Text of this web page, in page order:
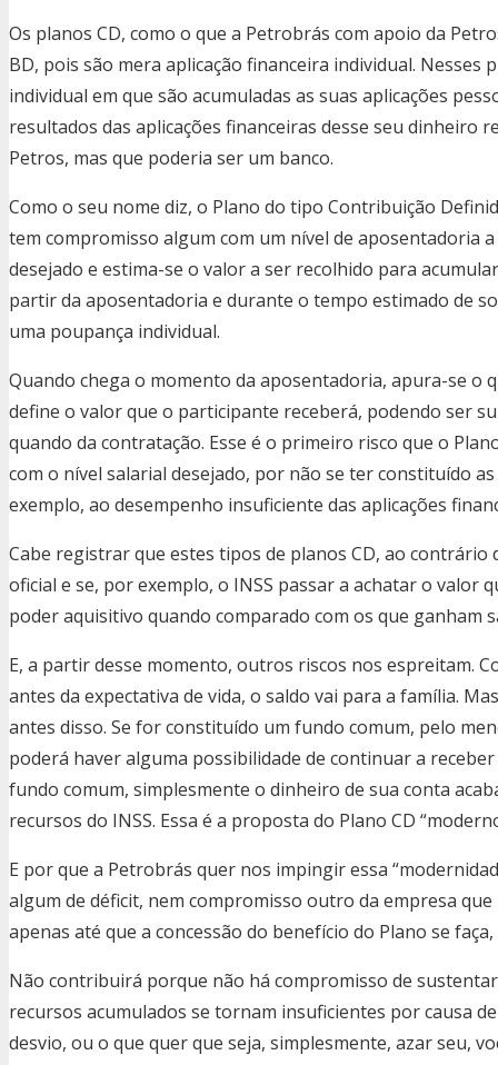
Os planos CD, como o que a Petrobrás com apoio da
BD, pois são mera aplicação financeira individual. Nesses
individual em que são acumuladas as suas aplicações
resultados das aplicações financeiras desse seu dinheiro
Petros, mas que poderia ser um banco.
Como o seu nome diz, o Plano do tipo Contribuição
tem compromisso algum com um nível de aposentadoria
desejado e estima-se o valor a ser recolhido para
partir da aposentadoria e durante o tempo estimado de
uma poupança individual.
Quando chega o momento da aposentadoria, apura-se o
define o valor que o participante receberá, podendo ser
quando da contratação. Esse é o primeiro risco que o
com o nível salarial desejado, por não se ter constituído
exemplo, ao desempenho insuficiente das aplicações
Cabe registrar que estes tipos de planos CD, ao
oficial e se, por exemplo, o INSS passar a achatar o valor
poder aquisitivo quando comparado com os que ganham
E, a partir desse momento, outros riscos nos espreitam.
antes da expectativa de vida, o saldo vai para a família.
antes disso. Se for constituído um fundo comum, pelo
poderá haver alguma possibilidade de continuar a
fundo comum, simplesmente o dinheiro de sua conta
recursos do INSS. Essa é a proposta do Plano CD
E por que a Petrobrás quer nos impingir essa
algum de déficit, nem compromisso outro da empresa
apenas até que a concessão do benefício do Plano se
Não contribuirá porque não há compromisso de
recursos acumulados se tornam insuficientes por causa
desvio, ou o que quer que seja, simplesmente, azar seu,